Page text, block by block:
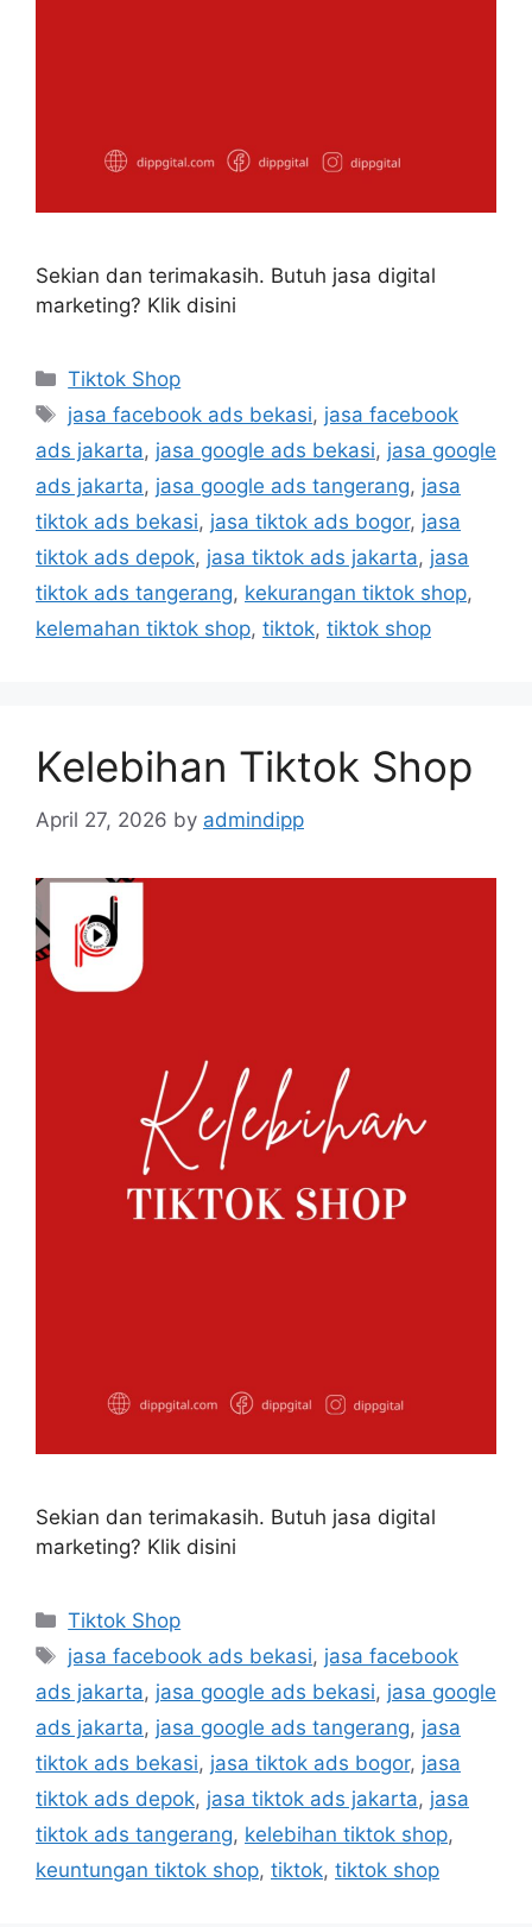
Sekian dan terimakasih. Butuh jasa digital
marketing? Klik disini
Tiktok Shop
jasa facebook ads bekasi, jasa facebook
ads jakarta, jasa google ads bekasi, jasa google
ads jakarta, jasa google ads tangerang, jasa
tiktok ads bekasi, jasa tiktok ads bogor, jasa
tiktok ads depok, jasa tiktok ads jakarta, jasa
tiktok ads tangerang, kekurangan tiktok shop,
kelemahan tiktok shop, tiktok, tiktok shop
Kelebihan Tiktok Shop
April 27, 2026 by admindipp
Sekian dan terimakasih. Butuh jasa digital
marketing? Klik disini
Tiktok Shop
jasa facebook ads bekasi, jasa facebook
ads jakarta, jasa google ads bekasi, jasa google
ads jakarta, jasa google ads tangerang, jasa
tiktok ads bekasi, jasa tiktok ads bogor, jasa
tiktok ads depok, jasa tiktok ads jakarta, jasa
tiktok ads tangerang, kelebihan tiktok shop,
keuntungan tiktok shop, tiktok, tiktok shop